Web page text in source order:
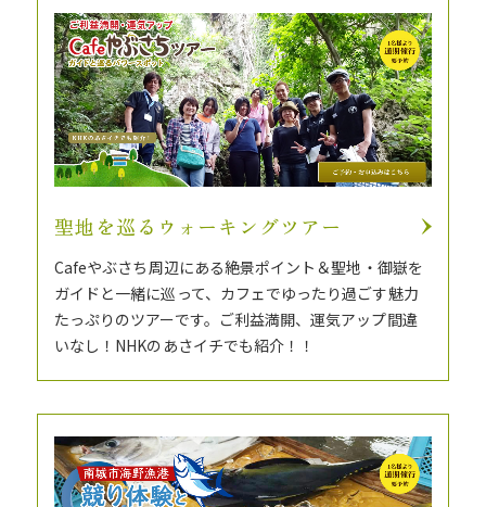
聖地を巡るウォーキングツアー
Cafeやぶさち周辺にある絶景ポイント＆聖地・御嶽を
ガイドと一緒に巡って、カフェでゆったり過ごす魅力
たっぷりのツアーです。ご利益満開、運気アップ間違
いなし！NHKのあさイチでも紹介！！